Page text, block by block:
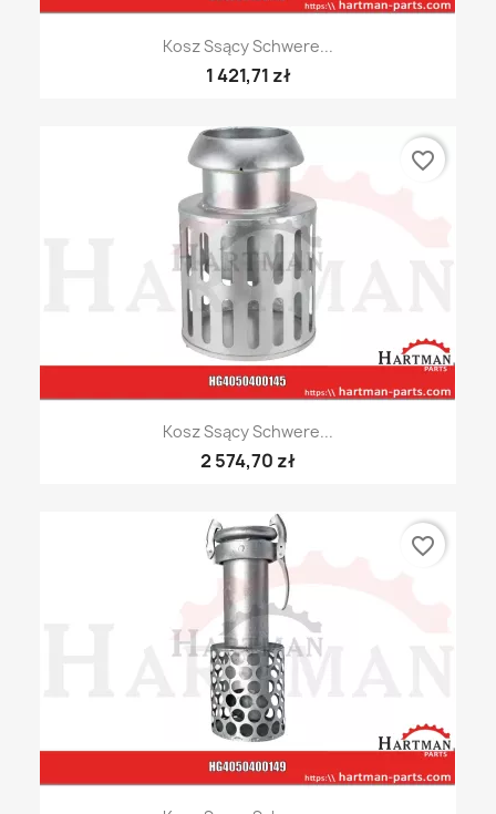
Kosz Ssący Schwere...
1 421,71 zł
Kosz Ssący Schwere...
2 574,70 zł
favorite_border
favorite_border